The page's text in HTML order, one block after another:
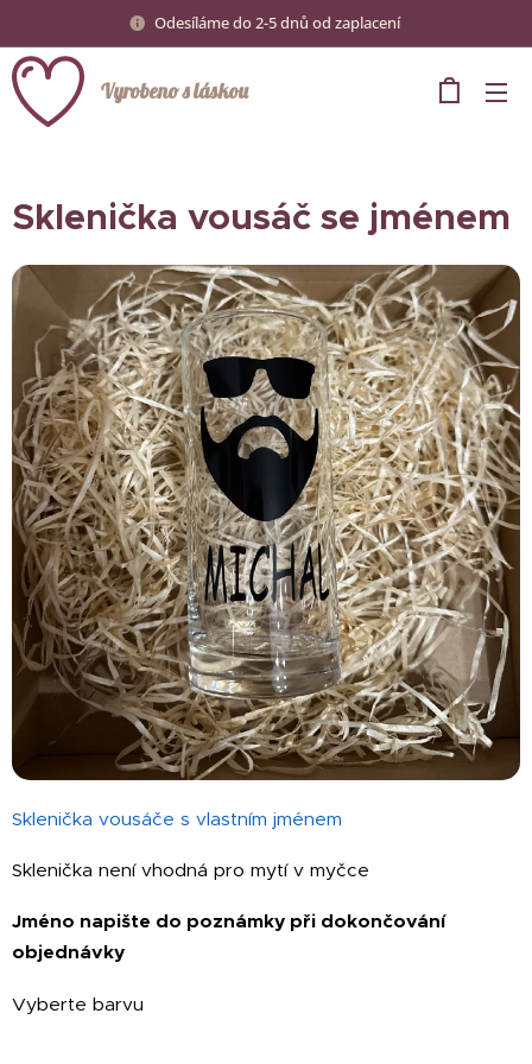
Odesíláme do 2-5 dnů od zaplacení
Vyrobeno s láskou
Sklenička vousáč se jménem
Sklenička vousáče s vlastním jménem
Sklenička není vhodná pro mytí v myčce
Jméno napište do poznámky při dokončování
objednávky
Vyberte barvu